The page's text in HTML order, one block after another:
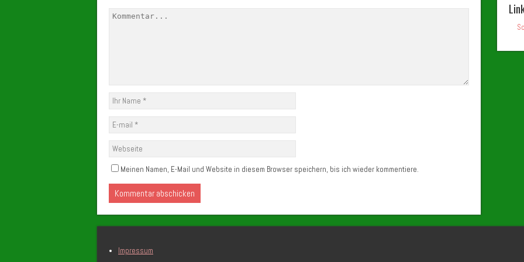
Meinen Namen, E-Mail und Website in diesem Browser speichern, bis ich wieder kommentiere.
Impressum